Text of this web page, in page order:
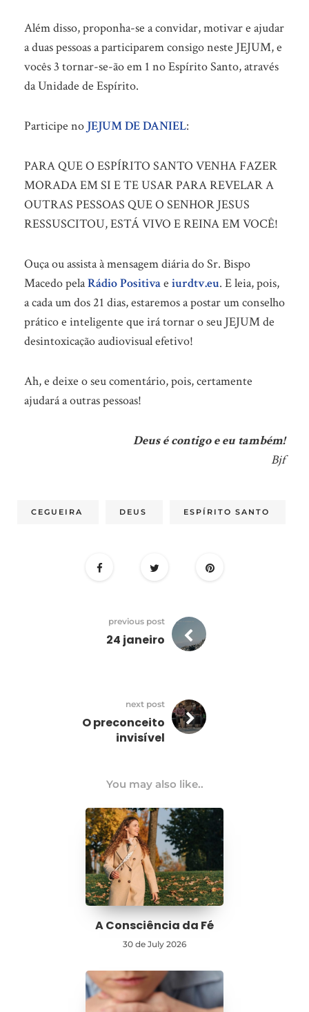
Além disso, proponha-se a convidar, motivar e ajudar
a duas pessoas a participarem consigo neste JEJUM, e
vocês 3 tornar-se-ão em 1 no Espírito Santo, através
da Unidade de Espírito.
Participe no JEJUM DE DANIEL:
PARA QUE O ESPÍRITO SANTO VENHA FAZER
MORADA EM SI E TE USAR PARA REVELAR A
OUTRAS PESSOAS QUE O SENHOR JESUS
RESSUSCITOU, ESTÁ VIVO E REINA EM VOCÊ!
Ouça ou assista à mensagem diária do Sr. Bispo
Macedo pelaRádio Positivae iurdtv.eu. E leia, pois,
a cada um dos 21 dias, estaremos a postar um conselho
prático e inteligente que irá tornar o seu JEJUM de
desintoxicação audiovisual efetivo!
Ah, e deixe o seu comentário, pois, certamente
ajudará a outras pessoas!
Deus é contigo e eu também!
Bjf
CEGUEIRA DEUS ESPÍRITO SANTO
previous post
24 janeiro
next post
O preconceito
invisível
You may also like..
A Consciência da Fé
30 de July 2026